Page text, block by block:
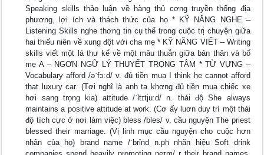
Speaking skills thảo luận về hàng thủ cơng truyền thống địa
phương, lợi ích và thách thức của họ * KỸ NĂNG NGHE –
Listening Skills nghe thơng tin cụ thể trong cuộc trị chuyện giữa
hai thiếu niên về xung đột với cha mẹ * KỸ NĂNG VIẾT – Writing
skills viết một lá thư kể về một mâu thuẫn giữa bản thân và bố
mẹ A – NGƠN NGỮ LÝ THUYẾT TRỌNG TÂM * TỪ VỰNG –
Vocabulary afford /əˈfɔːd/ v. đủ tiền mua I think he cannot afford
that luxury car. (Tơi nghĩ là anh ta khơng đủ tiền mua chiếc xe
hơi sang trọng kia) attitude /ˈỉtɪtjuːd/ n. thái độ She always
maintains a positive attitude at work. (Cơ ấy luơn duy trì một thái
độ tích cực ở nơi làm việc) bless /bles/ v. cầu nguyện The priest
blessed their marriage. (Vị linh mục cầu nguyện cho cuộc hơn
nhân của họ) brand name /ˈbrỉnd n.ph nhãn hiệu Soft drink